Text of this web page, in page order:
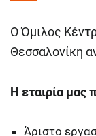
Ο Όμιλος
Θεσσαλονίκη
Η εταιρία μας
Άριστο